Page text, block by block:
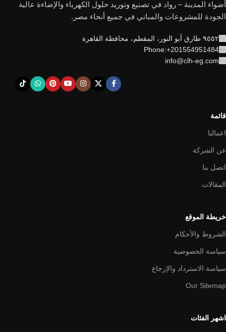
أضواء المدينة – رواد في تصنيع وتوريد حلول الكهرباء والإضاءة عالية
الجودة للمشروعات والمباني في جميع أنحاء مصر.
٩٥٥٢ طارق أبو النور، المقطم، محافظة القاهرة
Phone:+201554951484
info@clh-eg.com
قائمة
اعمالنا
عن الشركة
اتصل بنا
المقالات
خريطة الموقع
الشروط والأحكام
سياسة الخصوصية
سياسة الاسترداد والإرجاع
Our Sitemap
اشهر الفئات